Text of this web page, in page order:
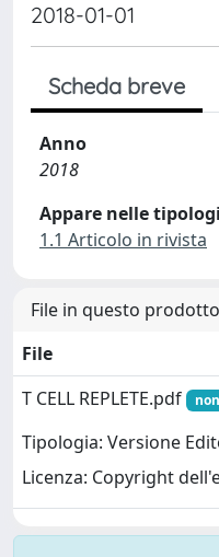
2018-01-01
Scheda breve
Anno
2018
Appare nelle
1.1 Articolo in rivista
File in questo
File
T CELL REPLETE.pdf
Tipologia: Versione
Licenza: Copyright